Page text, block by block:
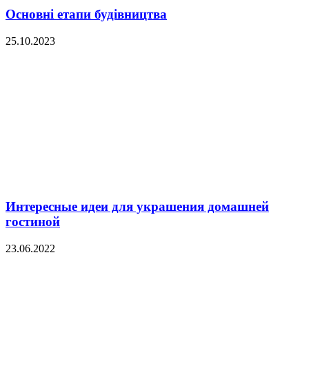
Основні етапи будівництва
25.10.2023
Интересные идеи для украшения домашней
гостиной
23.06.2022